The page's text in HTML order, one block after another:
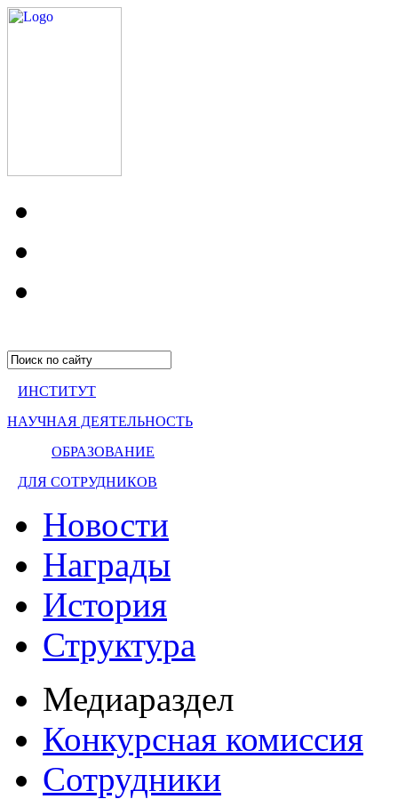
ИНСТИТУТ
НАУЧНАЯ ДЕЯТЕЛЬНОСТЬ
ОБРАЗОВАНИЕ
ДЛЯ СОТРУДНИКОВ
Новости
Награды
История
Структура
Медиараздел
Конкурсная комиссия
Сотрудники